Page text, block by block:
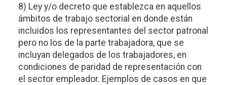
8) Ley y/o decreto que establezca en aquellos
ámbitos de trabajo sectorial en donde están
incluidos los representantes del sector patronal
pero no los de la parte trabajadora, que se
incluyan delegados de los trabajadores, en
condiciones de paridad de representación con
el sector empleador. Ejemplos de casos en que